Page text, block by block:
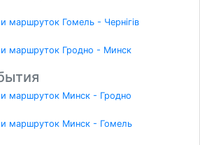
маршруток Гомель - Чернігів
и маршруток Гродно - Минск
и маршруток Минск - Гродно
и маршруток Минск - Гомель